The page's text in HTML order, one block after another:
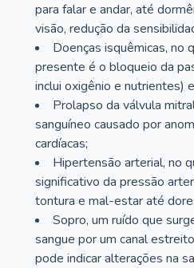
para falar e andar, até
visão, redução da
Doenças isquêmicas, no
presente é o bloqueio da
inclui oxigênio e nutrientes)
Prolapso da válvula
sanguíneo causado por
cardíacas;
Hipertensão arterial, no
significativo da pressão
tontura e mal-estar até
Sopro, um ruído que
sangue por um canal
pode indicar alterações na